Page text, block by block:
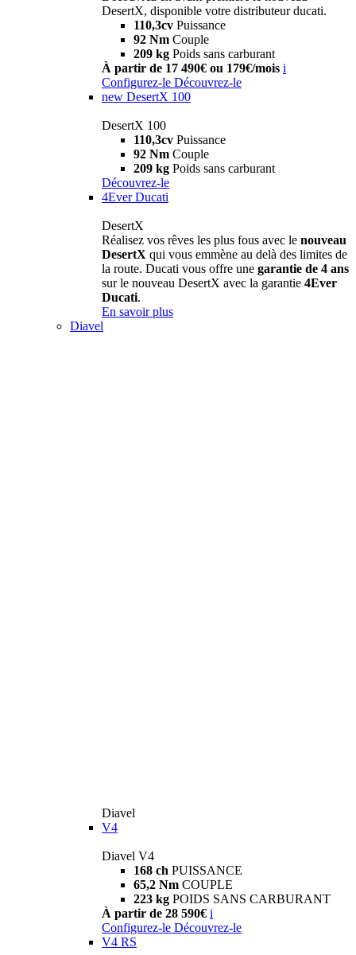
DesertX, disponible votre distributeur ducati.
110,3cv Puissance
92 Nm Couple
209 kg Poids sans carburant
À partir de 17 490€ ou 179€/mois i
Configurez-le Découvrez-le
new DesertX 100
DesertX 100
110,3cv Puissance
92 Nm Couple
209 kg Poids sans carburant
Découvrez-le
4Ever Ducati
DesertX
Réalisez vos rêves les plus fous avec le nouveau
DesertX qui vous emmène au delà des limites de
la route. Ducati vous offre une garantie de 4 ans
sur le nouveau DesertX avec la garantie 4Ever
Ducati.
En savoir plus
Diavel
Diavel
V4
Diavel V4
168 ch PUISSANCE
65,2 Nm COUPLE
223 kg POIDS SANS CARBURANT
À partir de 28 590€ i
Configurez-le Découvrez-le
V4 RS